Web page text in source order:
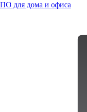
ПО для дома и офиса